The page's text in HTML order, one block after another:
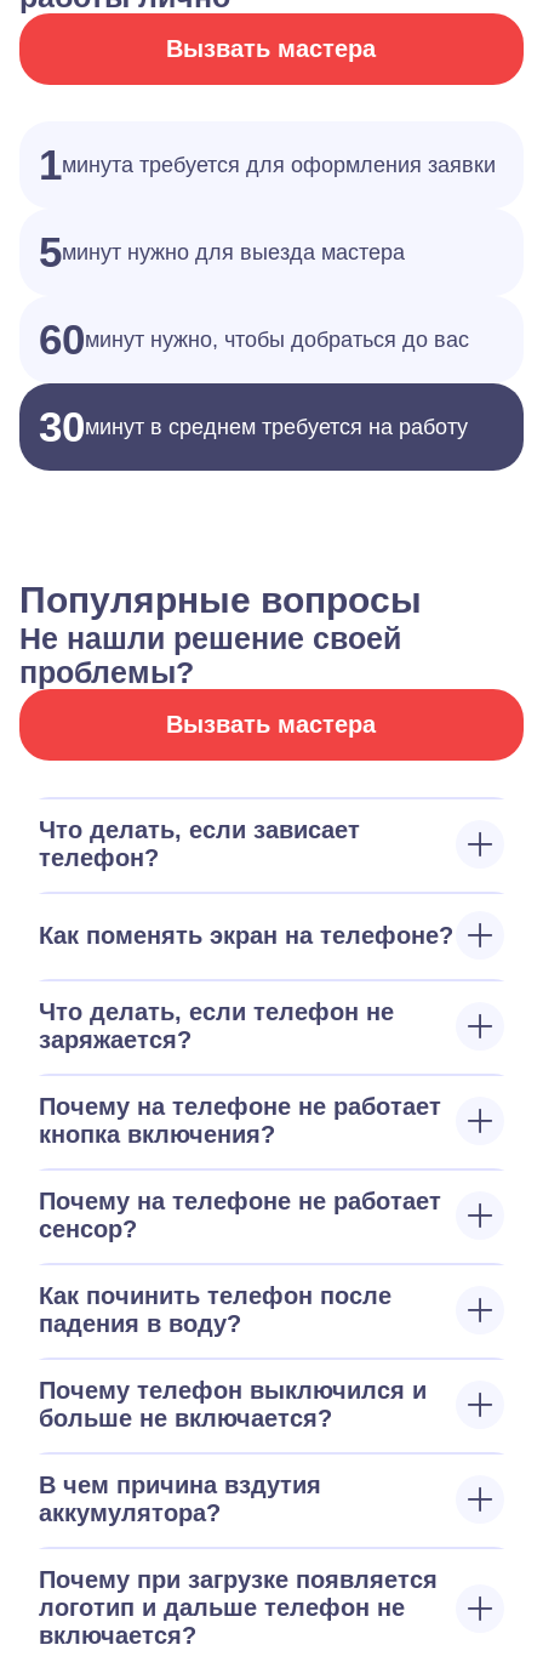
Вызвать мастера
1минута требуется для оформления заявки
5минут нужно для выезда мастера
60минут нужно, чтобы добраться до вас
30минут в среднем требуется на работу
Популярные вопросы
Не нашли решение своей
проблемы?
Вызвать мастера
Что делать, если зависает
телефон?
Как поменять экран на телефоне?
Что делать, если телефон не
заряжается?
Почему на телефоне не работает
кнопка включения?
Почему на телефоне не работает
сенсор?
Как починить телефон после
падения в воду?
Почему телефон выключился и
больше не включается?
В чем причина вздутия
аккумулятора?
Почему при загрузке появляется
логотип и дальше телефон не
включается?